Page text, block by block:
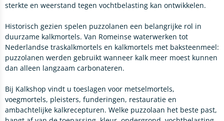
sterkte en weerstand tegen vochtbelasting kan ontwikkelen.
Historisch gezien spelen puzzolanen een belangrijke rol in
duurzame kalkmortels. Van Romeinse waterwerken tot
Nederlandse traskalkmortels en kalkmortels met baksteenmeel:
puzzolanen werden gebruikt wanneer kalk meer moest kunnen
dan alleen langzaam carbonateren.
Bij Kalkshop vindt u toeslagen voor metselmortels,
voegmortels, pleisters, funderingen, restauratie en
ambachtelijke kalkrecepturen. Welke puzzolaan het beste past,